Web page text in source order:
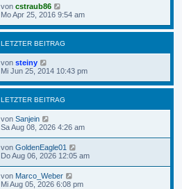
von cstraub86
Mo Apr 25, 2016 9:54 am
LETZTER BEITRAG
von steiny
Mi Jun 25, 2014 10:43 pm
LETZTER BEITRAG
von Sanjein
Sa Aug 08, 2026 4:26 am
von GoldenEagle01
Do Aug 06, 2026 12:05 am
von Marco_Weber
Mi Aug 05, 2026 6:08 pm